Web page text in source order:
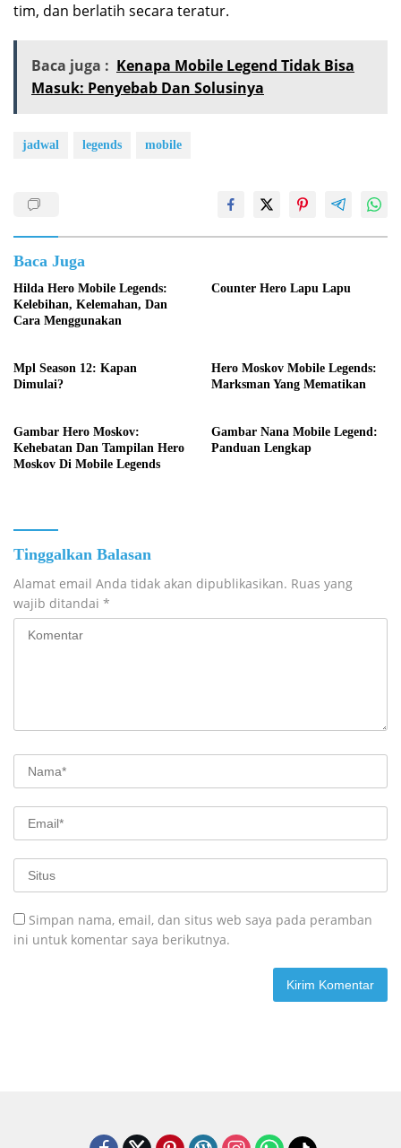
tim, dan berlatih secara teratur.
Baca juga : Kenapa Mobile Legend Tidak Bisa
Masuk: Penyebab Dan Solusinya
jadwal legends mobile
Baca Juga
Hilda Hero Mobile Legends:
Kelebihan, Kelemahan, Dan
Cara Menggunakan
Counter Hero Lapu Lapu
Mpl Season 12: Kapan
Dimulai?
Hero Moskov Mobile Legends:
Marksman Yang Mematikan
Gambar Hero Moskov:
Kehebatan Dan Tampilan Hero
Moskov Di Mobile Legends
Gambar Nana Mobile Legend:
Panduan Lengkap
Tinggalkan Balasan
Alamat email Anda tidak akan dipublikasikan. Ruas yang
wajib ditandai *
Simpan nama, email, dan situs web saya pada peramban
ini untuk komentar saya berikutnya.